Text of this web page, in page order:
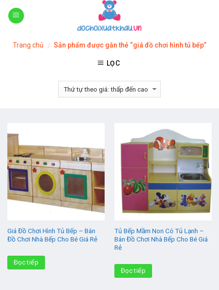
Skip
Trang chủ / Sản phẩm được gắn thẻ “giá đồ chơi hình tủ bếp”
LỌC
Giá Đồ Chơi Hình Tủ Bếp – Bán
Đồ Chơi Nhà Bếp Cho Bé Giá Rẻ
Đọc tiếp
Tủ Bếp Mầm Non Có Tủ Lạnh –
Bán Đồ Chơi Nhà Bếp Cho Bé Giá
Rẻ
Đọc tiếp